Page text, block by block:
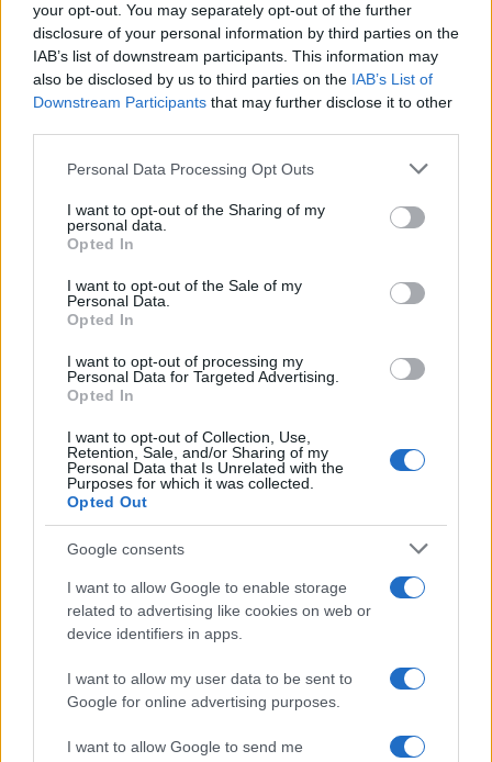
your opt-out. You may separately opt-out of the further
disclosure of your personal information by third parties on the
IAB’s list of downstream participants. This information may
also be disclosed by us to third parties on the IAB’s List of
Downstream Participants that may further disclose it to other
Please note that this website/app uses one or more Google
not limited to your visit or usage behaviour. You may click to
grant or deny consent to Google and its third-party tags to
use your data for below specified purposes in below Google
consent section.
Personal Data Processing Opt Outs
I want to opt-out of the Sharing of my
personal data.
Opted In
I want to opt-out of the Sale of my
Personal Data.
Opted In
I want to opt-out of processing my
Personal Data for Targeted Advertising.
Opted In
I want to opt-out of Collection, Use,
Retention, Sale, and/or Sharing of my
Personal Data that Is Unrelated with the
Purposes for which it was collected.
Opted Out
Google consents
I want to allow Google to enable storage
related to advertising like cookies on web or
device identifiers in apps.
I want to allow my user data to be sent to
Google for online advertising purposes.
I want to allow Google to send me
κληρώσεων είναι η Διεύθυνση Ηλεκτρονικής
Διακυβέρνησης (ΔΗΛΕΔ) της Ανεξάρτητης Αρχής
Δημοσίων Εσόδων (ΑΑΔΕ), σε συνεργασία με ανεξάρτητο
πιστοποιημένο φορέα.
2. Ποιοι συμμετέχουν στις κληρώσεις;
Στις δημόσιες κληρώσεις έχουν δικαίωμα συμμετοχής
τα φυσικά πρόσωπα που διαθέτουν ΑΦΜ και έχουν
ηλικία άνω των 18 ετών.
3. Με ποιο τρόπο συμμετέχω στο Πρόγραμμα Δημοσίων
Κληρώσεων της ΑΑΔΕ;
από τις δημόσιες κληρώσεις του προγράμματος, πρέπει
απλώς να έχετε πραγματοποιήσει (και να έχει
κάρτας ή με άλλο ηλεκτρονικό μέσο, κατά τον
προηγούμενο μήνα ή άλλη χρονική περίοδο στην οποία
αφορά η κλήρωση.
4. Πώς γνωστοποιώ τις ηλεκτρονικές μου συναλλαγές
Δεν χρειάζεται να κάνετε κάτι. Η ΔΗΛΕΔ συγκεντρώνει
τα στοιχεία των εκκαθαρισμένων συναλλαγών του
εκάστοτε προηγούμενου μήνα, που αποστέλλονται από
τους Παρόχους Υπηρεσιών Πληρωμών μέχρι το τέλος
και τα μετατρέπει σε λαχνούς.